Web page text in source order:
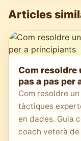
Articles
Com resoldre
pas a pas per
Com resoldre
tàctiques
en dades. Guia
coach veterà